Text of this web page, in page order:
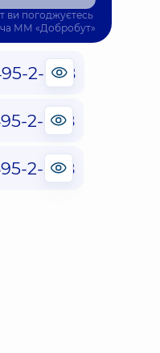
ви погоджуєтесь
ММ «Добробут»
2-888
2-888
2-888